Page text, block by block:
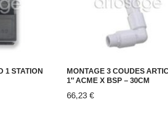
1 STATION
MONTAGE 3 COUDES
1″ ACME X BSP – 30CM
66,23€